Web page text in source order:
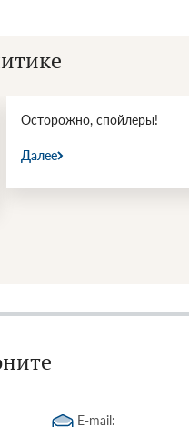
Осторожно, спойлеры!
Далее
E-mail: